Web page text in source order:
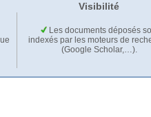
Visibilité
Les documents déposés
indexés par les moteurs de
(Google Scholar,…).